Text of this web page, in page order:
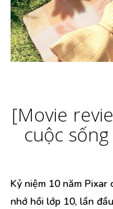
[Movie
cuộc
Kỷ niệm 10 năm Pixar
nhớ hồi lớp 10, lần